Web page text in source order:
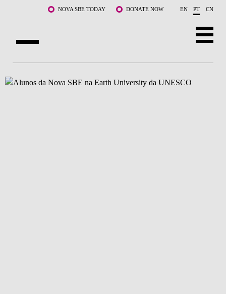
Saltar para o conteúdo principalNOVA SBE TODAY DONATE NOW EN PT CN